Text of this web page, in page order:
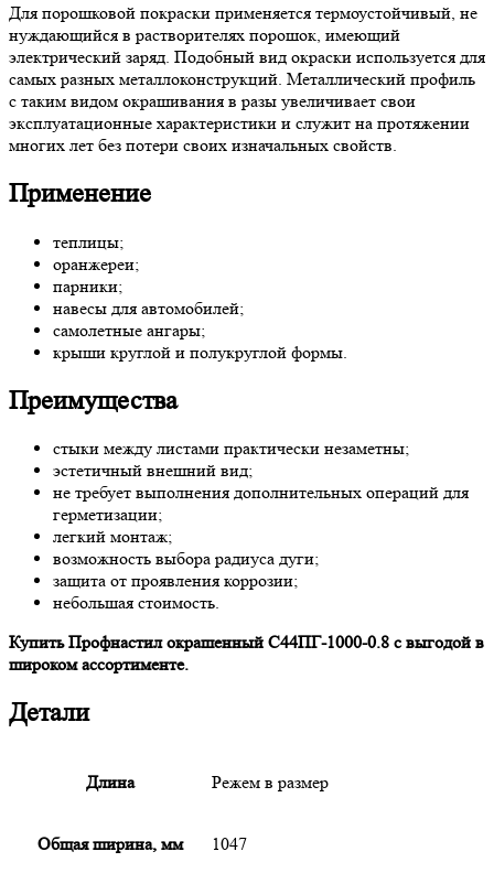
Для порошковой покраски применяется термоустойчивый, не
нуждающийся в растворителях порошок, имеющий
электрический заряд. Подобный вид окраски используется для
самых разных металлоконструкций. Металлический профиль
с таким видом окрашивания в разы увеличивает свои
эксплуатационные характеристики и служит на протяжении
многих лет без потери своих изначальных свойств.
Применение
теплицы;
оранжереи;
парники;
навесы для автомобилей;
самолетные ангары;
крыши круглой и полукруглой формы.
Преимущества
стыки между листами практически незаметны;
эстетичный внешний вид;
не требует выполнения дополнительных операций для
герметизации;
легкий монтаж;
возможность выбора радиуса дуги;
защита от проявления коррозии;
небольшая стоимость.
Купить Профнастил окрашенный С44ПГ-1000-0.8 с выгодой в
широком ассортименте.
Детали
Длина Режем в размер
Общая ширина, мм 1047